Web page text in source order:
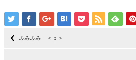
ふみふみ ＜ｐ＞